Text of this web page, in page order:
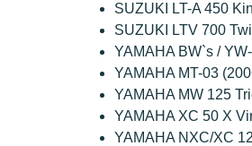
SUZUKI LT-A 450
SUZUKI LTV 700
YAMAHA BW`s /
YAMAHA MT-03
YAMAHA MW 125
YAMAHA XC 50 X
YAMAHA NXC/XC